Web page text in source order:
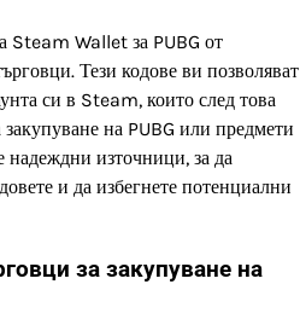
Steam Wallet за PUBG от
Тези кодове ви позволяват
си в Steam, които след това
на PUBG или предмети
надеждни източници, за да
и да избегнете потенциални
за закупуване на